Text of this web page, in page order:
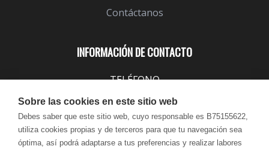
INFORMACIÓN DE CONTACTO
TELÉFONO
EMAIL
info@lindavita.com
Contáctanos
Sobre las cookies en este sitio web
Debes saber que este sitio web, cuyo responsable es B75155622,
utiliza cookies propias y de terceros para que tu navegación sea
óptima, así podrá adaptarse a tus preferencias y realizar labores